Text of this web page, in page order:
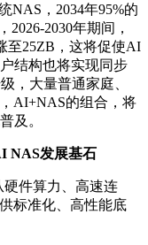
NAS， 2034年95%的
2026-2030年期间，
至25ZB，这将促使AI
结构也将实现同步
，大量普通家庭、
AI+NAS的组合，将
及。
NAS发展基石
硬件算力、高速连
标准化、高性能底